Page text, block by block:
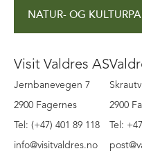
NATUR- OG
Visit Valdres AS
Jernbanevegen 7
2900 Fagernes
Tel: (+47) 401 89 118
info@visitvaldres.no
2900
Tel: